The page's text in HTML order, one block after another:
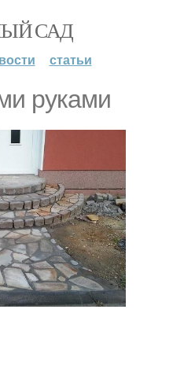
САД
статьи
руками